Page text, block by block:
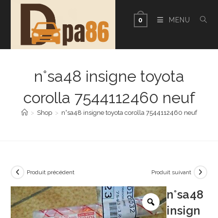
0 MENU
n°sa48 insigne toyota
corolla 7544112460 neuf
> Shop > n°sa48 insigne toyota corolla 7544112460 neuf
Produit précédent Produit suivant
n°sa48
insign